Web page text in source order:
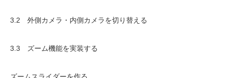
3.2 外側カメラ・内側カメラを切り替える
3.3 ズーム機能を実装する